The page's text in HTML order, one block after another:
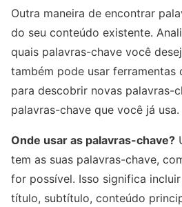
Outra maneira de encontrar
do seu conteúdo existente.
quais palavras-chave você
também pode usar ferramentas
para descobrir novas palavras-
palavras-chave que você já usa.
Onde usar as palavras-chave?
tem as suas palavras-chave,
for possível. Isso significa
título, subtítulo, conteúdo